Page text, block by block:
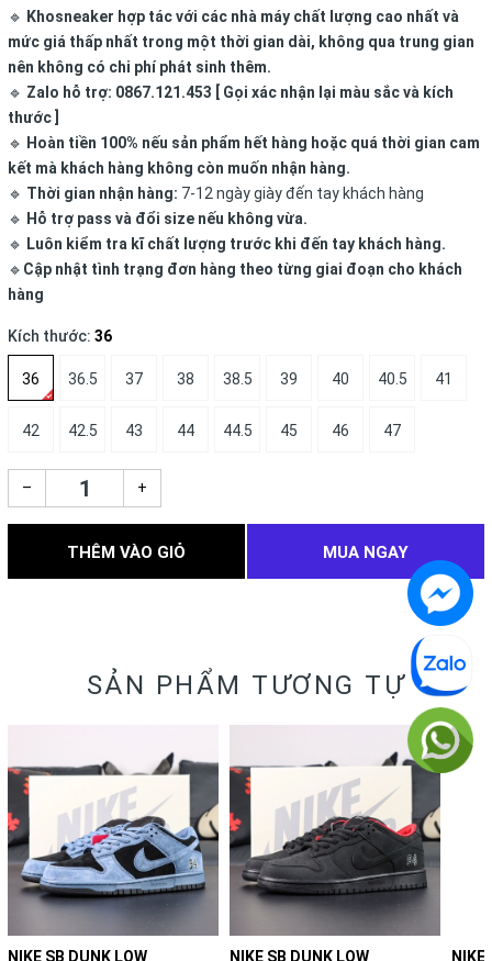
🔹 Khosneaker hợp tác với các nhà máy chất lượng cao nhất và
mức giá thấp nhất trong một thời gian dài, không qua trung gian
nên không có chi phí phát sinh thêm.
🔹 Zalo hỗ trợ: 0867.121.453 [ Gọi xác nhận lại màu sắc và kích
thước ]
🔹 Hoàn tiền 100% nếu sản phẩm hết hàng hoặc quá thời gian cam
kết mà khách hàng không còn muốn nhận hàng.
🔹 Thời gian nhận hàng: 7-12 ngày giày đến tay khách hàng
🔹 Hỗ trợ pass và đổi size nếu không vừa.
🔹 Luôn kiểm tra kĩ chất lượng trước khi đến tay khách hàng.
🔹 Cập nhật tình trạng đơn hàng theo từng giai đoạn cho khách
hàng
Kích thước: 36
36 36.5 37 38 38.5 39 40 40.5 41
42 42.5 43 44 44.5 45 46 47
– +
THÊM VÀO GIỎ MUA NGAY
SẢN PHẨM TƯƠNG TỰ
NIKE SB DUNK LOW NIKE SB DUNK LOW NIKE